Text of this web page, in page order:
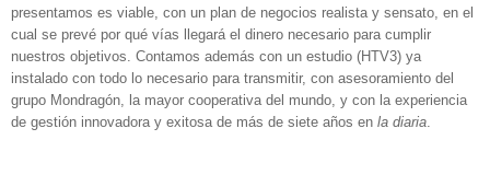
presentamos es viable, con un plan de negocios realista y sensato, en el
cual se prevé por qué vías llegará el dinero necesario para cumplir
nuestros objetivos. Contamos además con un estudio (HTV3) ya
instalado con todo lo necesario para transmitir, con asesoramiento del
grupo Mondragón, la mayor cooperativa del mundo, y con la experiencia
de gestión innovadora y exitosa de más de siete años en la diaria